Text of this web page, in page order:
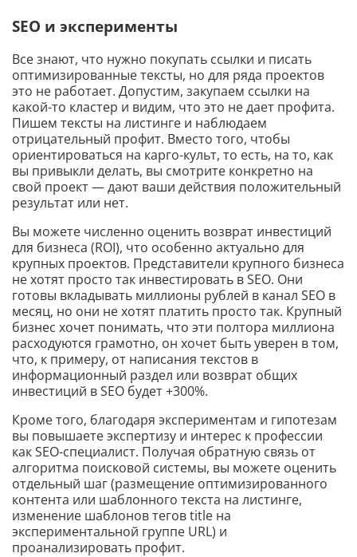
SEO и эксперименты
Все знают, что нужно покупать ссылки и писать
оптимизированные тексты, но для ряда проектов
это не работает. Допустим, закупаем ссылки на
какой-то кластер и видим, что это не дает профита.
Пишем тексты на листинге и наблюдаем
отрицательный профит. Вместо того, чтобы
ориентироваться на карго-культ, то есть, на то, как
вы привыкли делать, вы смотрите конкретно на
свой проект — дают ваши действия положительный
результат или нет.
Вы можете численно оценить возврат инвестиций
для бизнеса (ROI), что особенно актуально для
крупных проектов. Представители крупного бизнеса
не хотят просто так инвестировать в SEO. Они
готовы вкладывать миллионы рублей в канал SEO в
месяц, но они не хотят платить просто так. Крупный
бизнес хочет понимать, что эти полтора миллиона
расходуются грамотно, он хочет быть уверен в том,
что, к примеру, от написания текстов в
информационный раздел или возврат общих
инвестиций в SEO будет +300%.
Кроме того, благодаря экспериментам и гипотезам
вы повышаете экспертизу и интерес к профессии
как SEO-специалист. Получая обратную связь от
алгоритма поисковой системы, вы можете оценить
отдельный шаг (размещение оптимизированного
контента или шаблонного текста на листинге,
изменение шаблонов тегов title на
экспериментальной группе URL) и
проанализировать профит.